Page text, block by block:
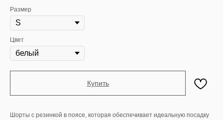
Размер
Цвет
Купить
Шорты с резинкой в поясе, которая обеспечивает идеальную посадку